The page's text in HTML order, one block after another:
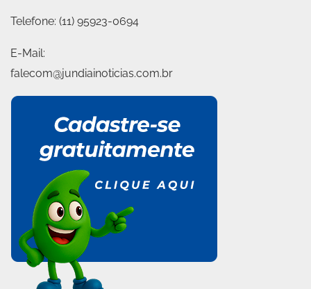
Telefone: (11) 95923-0694
E-Mail:
falecom@jundiainoticias.com.br